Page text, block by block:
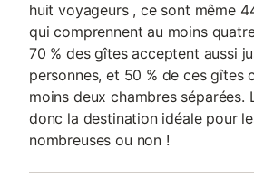
huit voyageurs , ce sont même
qui comprennent au moins
70 % des gîtes acceptent aussi
personnes, et 50 % de ces gîtes
moins deux chambres séparées.
donc la destination idéale pour
nombreuses ou non !